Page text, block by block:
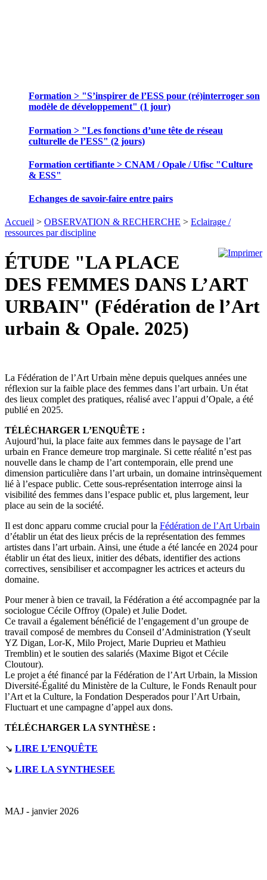
Formation > "S’inspirer de l’ESS pour (ré)interroger son
modèle de développement" (1 jour)
Formation > "Les fonctions d’une tête de réseau
culturelle de l’ESS" (2 jours)
Formation certifiante > CNAM / Opale / Ufisc "Culture
& ESS"
Echanges de savoir-faire entre pairs
Accueil > OBSERVATION & RECHERCHE > Eclairage /
ressources par discipline
ÉTUDE "LA PLACE
DES FEMMES DANS L’ART
URBAIN" (Fédération de l’Art
urbain & Opale. 2025)
La Fédération de l’Art Urbain mène depuis quelques années une
réflexion sur la faible place des femmes dans l’art urbain. Un état
des lieux complet des pratiques, réalisé avec l’appui d’Opale, a été
publié en 2025.
TÉLÉCHARGER L’ENQUÊTE :
Aujourd’hui, la place faite aux femmes dans le paysage de l’art
urbain en France demeure trop marginale. Si cette réalité n’est pas
nouvelle dans le champ de l’art contemporain, elle prend une
dimension particulière dans l’art urbain, un domaine intrinsèquement
lié à l’espace public. Cette sous-représentation interroge ainsi la
visibilité des femmes dans l’espace public et, plus largement, leur
place au sein de la société.
Il est donc apparu comme crucial pour la Fédération de l’Art Urbain
d’établir un état des lieux précis de la représentation des femmes
artistes dans l’art urbain. Ainsi, une étude a été lancée en 2024 pour
établir un état des lieux, initier des débats, identifier des actions
correctives, sensibiliser et accompagner les actrices et acteurs du
domaine.
Pour mener à bien ce travail, la Fédération a été accompagnée par la
sociologue Cécile Offroy (Opale) et Julie Dodet.
Ce travail a également bénéficié de l’engagement d’un groupe de
travail composé de membres du Conseil d’Administration (Yseult
YZ Digan, Lor-K, Milo Project, Marie Duprieu et Mathieu
Tremblin) et le soutien des salariés (Maxime Bigot et Cécile
Cloutour).
Le projet a été financé par la Fédération de l’Art Urbain, la Mission
Diversité-Égalité du Ministère de la Culture, le Fonds Renault pour
l’Art et la Culture, la Fondation Desperados pour l’Art Urbain,
Fluctuart et une campagne d’appel aux dons.
TÉLÉCHARGER LA SYNTHÈSE :
↘ LIRE L’ENQUÊTE
↘ LIRE LA SYNTHESEE
MAJ - janvier 2026